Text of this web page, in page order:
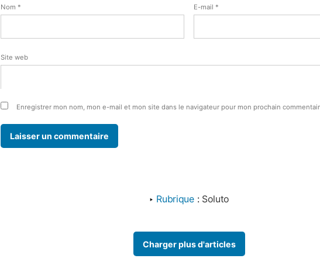
Nom * E-mail *
Site web
Enregistrer mon nom, mon e-mail et mon site dans le navigateur pour mon prochain
‣ Rubrique : Soluto
Charger plus d'articles